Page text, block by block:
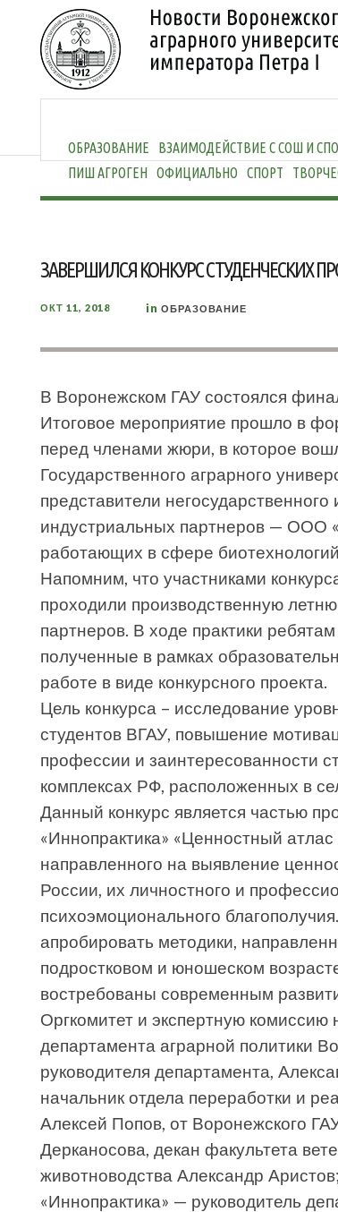
ОБРАЗОВАНИЕ ВЗАИМОДЕЙСТВИЕ С СОШ И СПО
ПИШ АГРОГЕН ОФИЦИАЛЬНО СПОРТ
ЗАВЕРШИЛСЯ КОНКУРС СТУДЕНЧЕСКИХ
ОКТ 11, 2018 in ОБРАЗОВАНИЕ
В Воронежском ГАУ состоялся
Итоговое мероприятие прошло в
перед членами жюри, в которое
Государственного аграрного
представители
индустриальных партнеров —
работающих в сфере
Напомним, что участниками
проходили производственную
партнеров. В ходе практики
полученные в рамках
работе в виде конкурсного проекта.
Цель конкурса – исследование
студентов ВГАУ, повышение
профессии и заинтересованности
комплексах РФ, расположенных в
Данный конкурс является частью
«Иннопрактика» «Ценностный
направленного на выявление
России, их личностного и
психоэмоционального
апробировать методики,
подростковом и юношеском
востребованы современным
Оргкомитет и экспертную
департамента аграрной политики
руководителя департамента,
начальник отдела переработки и
Алексей Попов, от Воронежского
Дерканосова, декан факультета
животноводства Александр
«Иннопрактика» — руководитель